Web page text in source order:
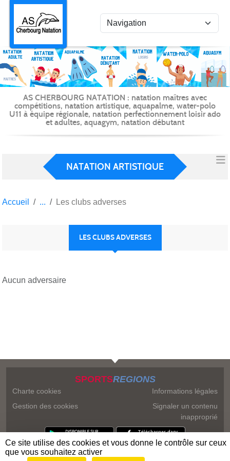
AS CHERBOURG NATATION : natation maîtres avec
compétitions, natation artistique, aquapalme, water-polo
U11 à équipe régionale, natation perfectionnement loisir ado
et adultes, aquagym, natation débutant
NATATION ARTISTIQUE
Accueil Les clubs adverses
LES CLUBS ADVERSES
Aucun adversaire
SPORTSREGIONS
Charte cookies
Gestion des cookies
Informations légales
Signaler un contenu
inapproprié
Panneau de gestion des cookies
Ce site utilise des cookies et vous donne le contrôle sur ceux
que vous souhaitez activer